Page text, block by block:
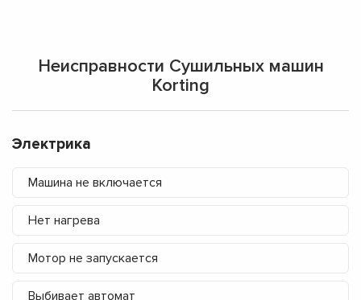
Неисправности Сушильных машин
Korting
Электрика
Машина не включается
Нет нагрева
Мотор не запускается
Выбивает автомат